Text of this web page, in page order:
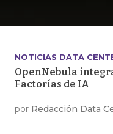
NOTICIAS DATA
OpenNebula
Factorías de IA
por Redacción Data